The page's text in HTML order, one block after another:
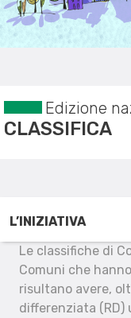
Edizione
CLASSIFICA
L’INIZIATIVA
Le classifiche di
Comuni che
risultano avere,
differenziata (RD)